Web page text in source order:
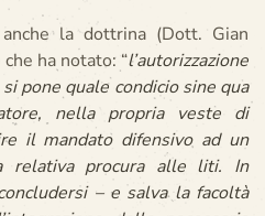
la dottrina (Dott. Gian
ha notato: “l’autorizzazione
pone quale condicio sine qua
nella propria veste di
il mandato difensivo ad un
relativa procura alle liti. In
– e salva la facoltà